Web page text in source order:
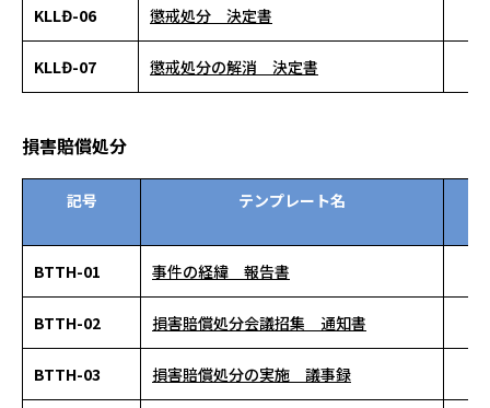
KLLĐ-06 懲戒処分 決定書
KLLĐ-07 懲戒処分の解消 決定書
損害賠償処分
記号 テンプレート名
BTTH-01 事件の経緯 報告書
BTTH-02 損害賠償処分会議招集 通知書
BTTH-03 損害賠償処分の実施 議事録